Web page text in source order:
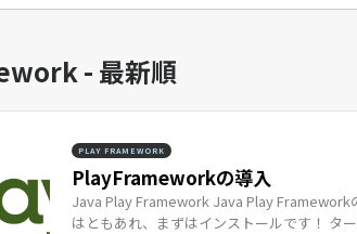
- 最新順
PLAY FRAMEWORK
PlayFrameworkの導入
Java Play Framework Java Play Framework
はともあれ、まずはインストールです！ タ